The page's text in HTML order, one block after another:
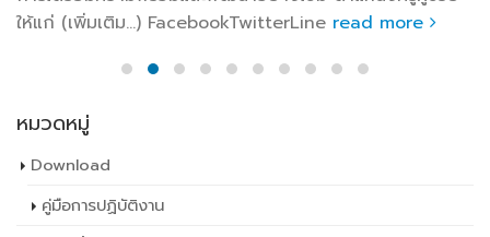
Download
การจัดซื้อจัดจ้าง ประกวดราคา